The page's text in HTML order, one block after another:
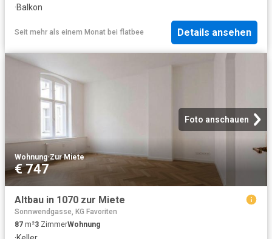
·Balkon
Seit mehr als einem Monat bei flatbee Details ansehen
Foto anschauen
Wohnung·Zur Miete
€ 747
Altbau in 1070 zur Miete
Sonnwendgasse, KG Favoriten
87 m²3 ZimmerWohnung